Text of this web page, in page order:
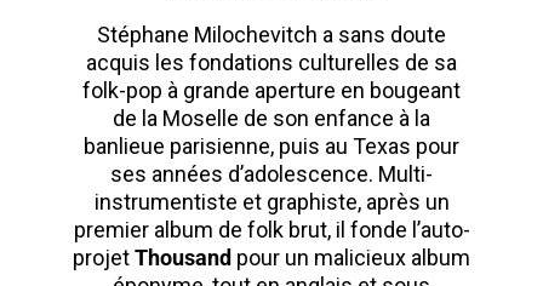
Stéphane Milochevitch a sans doute
acquis les fondations culturelles de sa
folk-pop à grande aperture en bougeant
de la Moselle de son enfance à la
banlieue parisienne, puis au Texas pour
ses années d’adolescence. Multi-
instrumentiste et graphiste, après un
premier album de folk brut, il fonde l’auto-
projetThousand pour un malicieux album